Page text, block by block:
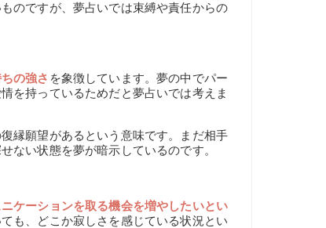
のですが、夢占いでは束縛や責任からの
の強さ を象徴しています。夢の中でパー
を持っているためだと夢占いでは考えま
縁願望があるという意味です。まだ相手
ない状態を夢が暗示しているのです。
ケーションを取る機会を増やしたいとい
も、どこか寂しさを感じている状況とい